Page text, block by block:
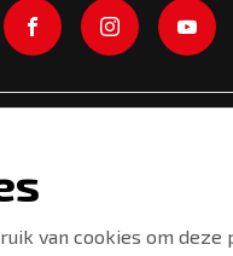
van cookies om deze